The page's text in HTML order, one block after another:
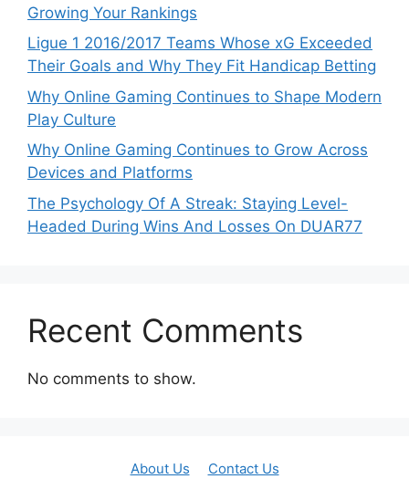
Growing Your Rankings
Ligue 1 2016/2017 Teams Whose xG Exceeded
Their Goals and Why They Fit Handicap Betting
Why Online Gaming Continues to Shape Modern
Play Culture
Why Online Gaming Continues to Grow Across
Devices and Platforms
The Psychology Of A Streak: Staying Level-
Headed During Wins And Losses On DUAR77
Recent Comments
No comments to show.
About Us Contact Us